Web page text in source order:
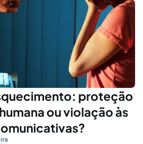
proteção
ou violação às